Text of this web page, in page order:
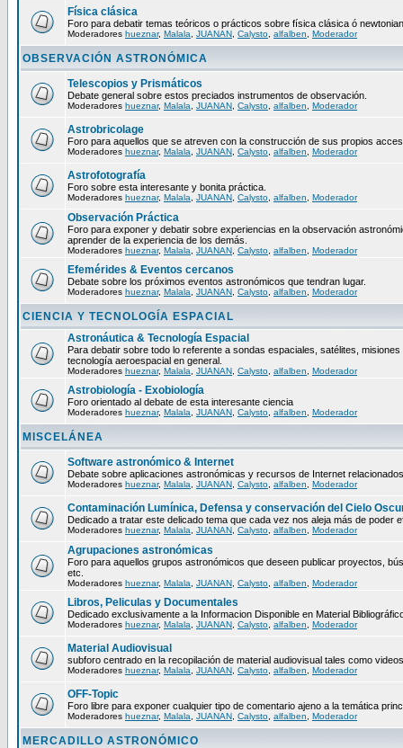
Física clásica
Foro para debatir temas teóricos o prácticos sobre física clásica ó
Moderadores hueznar, Malala JUANAN Calysto alfalben Moderador
OBSERVACIÓN ASTRONÓMICA
Telescopios y Prismáticos
Debate general sobre estos preciados instrumentos de observación.
Moderadores hueznar, Malala JUANAN Calysto alfalben Moderador
Astrobricolage
Foro para aquellos que se atreven con la construcción de sus propios
Moderadores hueznar, Malala JUANAN Calysto alfalben Moderador
Astrofotografía
Foro sobre esta interesante y bonita práctica.
Moderadores hueznar, Malala JUANAN Calysto alfalben Moderador
Observación Práctica
Foro para exponer y debatir sobre experiencias en la observación
aprender de la experiencia de los demás.
Moderadores hueznar, Malala JUANAN Calysto alfalben Moderador
Efemérides & Eventos cercanos
Debate sobre los próximos eventos astronómicos que tendran lugar.
Moderadores hueznar, Malala JUANAN Calysto alfalben Moderador
CIENCIA Y TECNOLOGÍA ESPACIAL
Astronáutica & Tecnología Espacial
Para debatir sobre todo lo referente a sondas espaciales, satélites,
tecnología aeroespacial en general.
Moderadores hueznar, Malala JUANAN Calysto alfalben Moderador
Astrobiología - Exobiología
Foro orientado al debate de esta interesante ciencia
Moderadores hueznar, Malala JUANAN Calysto alfalben Moderador
MISCELÁNEA
Software astronómico & Internet
Debate sobre aplicaciones astronómicas y recursos de Internet
Moderadores hueznar, Malala JUANAN Calysto alfalben Moderador
Contaminación Lumínica, Defensa y conservación del Cielo
Dedicado a tratar este delicado tema que cada vez nos aleja más de poder
Moderadores hueznar, Malala JUANAN Calysto alfalben Moderador
Agrupaciones astronómicas
Foro para aquellos grupos astronómicos que deseen publicar proyectos,
etc.
Moderadores hueznar, Malala JUANAN Calysto alfalben Moderador
Libros, Peliculas y Documentales
Dedicado exclusivamente a la Informacion Disponible en Material
Moderadores hueznar, Malala JUANAN Calysto alfalben Moderador
Material Audiovisual
subforo centrado en la recopilación de material audiovisual tales como
Moderadores hueznar, Malala JUANAN Calysto alfalben Moderador
OFF-Topic
Foro libre para exponer cualquier tipo de comentario ajeno a la temática
Moderadores hueznar, Malala JUANAN Calysto alfalben Moderador
MERCADILLO ASTRONÓMICO